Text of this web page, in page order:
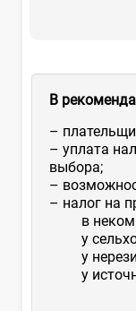
В
–
– уплата
выбора;
–
– налог на
в
у
у
у